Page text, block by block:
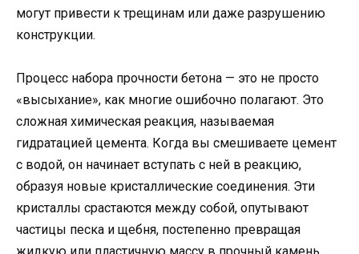
могут привести к трещинам или даже разрушению
конструкции.
Процесс набора прочности бетона — это не просто
«высыхание», как многие ошибочно полагают. Это
сложная химическая реакция, называемая
гидратацией цемента. Когда вы смешиваете цемент
с водой, он начинает вступать с ней в реакцию,
образуя новые кристаллические соединения. Эти
кристаллы срастаются между собой, опутывают
частицы песка и щебня, постепенно превращая